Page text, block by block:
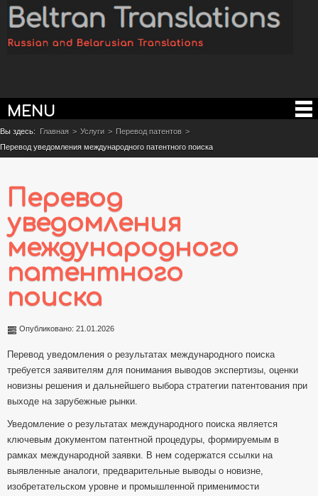
MENU
Вы здесь: Главная > Услуги > Перевод патентов >
Перевод уведомления международного патентного поиска
Перевод
уведомления
международного
патентного
поиска
Опубликовано: 21.01.2026
Перевод уведомления о результатах международного поиска
требуется заявителям для понимания выводов экспертизы, оценки
новизны решения и дальнейшего выбора стратегии патентования при
выходе на зарубежные рынки.
Уведомление о результатах международного поиска является
ключевым документом патентной процедуры, формируемым в
рамках международной заявки. В нем содержатся ссылки на
выявленные аналоги, предварительные выводы о новизне,
изобретательском уровне и промышленной применимости